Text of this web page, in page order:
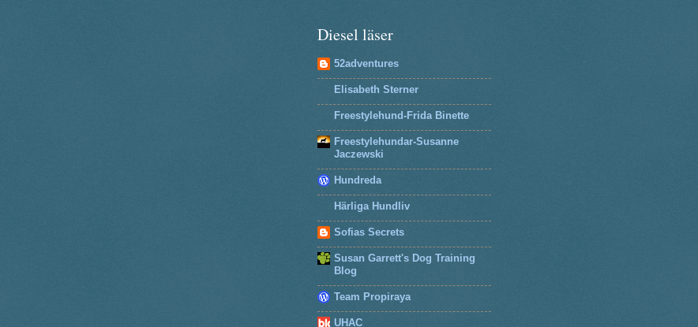
Diesel läser
52adventures
Elisabeth Sterner
Freestylehund-Frida Binette
Freestylehundar-Susanne
Jaczewski
Hundreda
Härliga Hundliv
Sofias Secrets
Susan Garrett's Dog Training
Blog
Team Propiraya
UHAC